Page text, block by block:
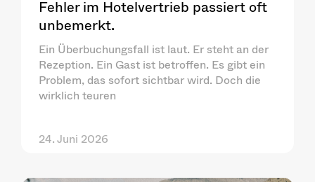
Fehler im Hotelvertrieb passiert oft
unbemerkt.
Ein Überbuchungsfall ist laut. Er steht an der
Rezeption. Ein Gast ist betroffen. Es gibt ein
Problem, das sofort sichtbar wird. Doch die
wirklich teuren
24. Juni 2026